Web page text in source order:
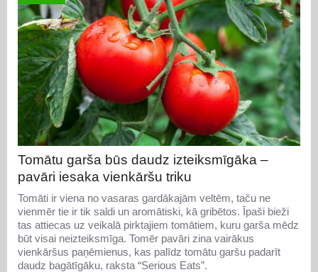
Tomātu garša būs daudz izteiksmīgāka –
pavāri iesaka vienkāršu triku
Tomāti ir viena no vasaras gardākajām veltēm, taču ne
vienmēr tie ir tik saldi un aromātiski, kā gribētos. Īpaši bieži
tas attiecas uz veikalā pirktajiem tomātiem, kuru garša mēdz
būt visai neizteiksmīga. Tomēr pavāri zina vairākus
vienkāršus paņēmienus, kas palīdz tomātu garšu padarīt
daudz bagātīgāku, raksta “Serious Eats”.